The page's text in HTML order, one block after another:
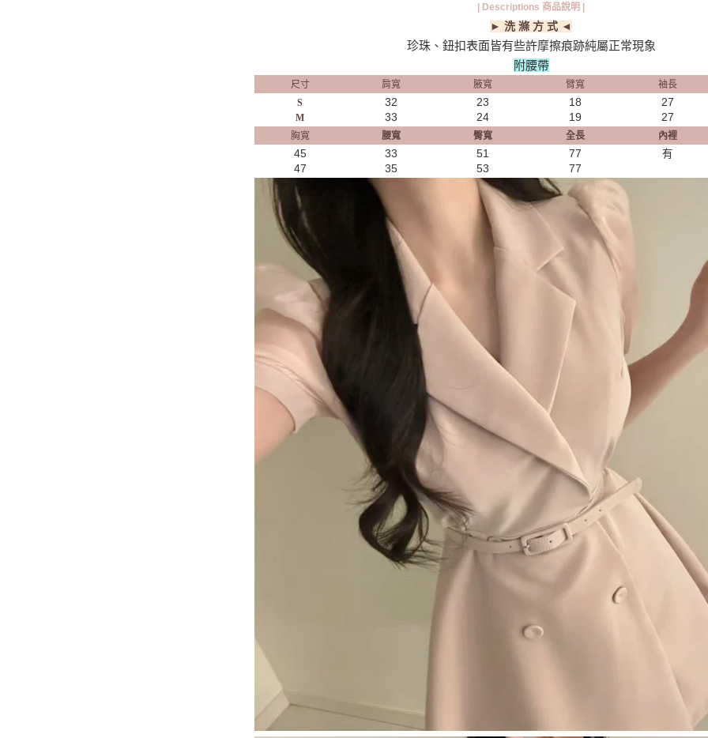
| Descriptions 商品說明 |
► 洗 滌 方 式 ◄
珍珠、鈕扣表面皆有些許摩擦痕跡純屬正常現象
附腰帶
尺寸 肩寬 腋寬 臂寬
袖長
S
M
32
33
23
24
18
19
27
27
胸寬 腰寬 臀寬 全長 內裡
45
47
33
35
51
53
77
77
有